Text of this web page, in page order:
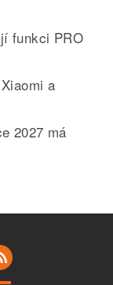
funkci PRO
a
2027 má